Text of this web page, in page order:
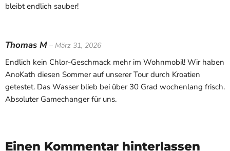
bleibt endlich sauber!
Thomas M – März 31, 2026
Endlich kein Chlor-Geschmack mehr im Wohnmobil! Wir haben
AnoKath diesen Sommer auf unserer Tour durch Kroatien
getestet. Das Wasser blieb bei über 30 Grad wochenlang frisch.
Absoluter Gamechanger für uns.
Einen Kommentar hinterlassen